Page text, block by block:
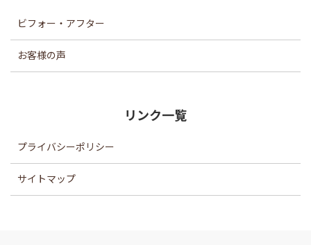
ビフォー・アフター
お客様の声
リンク一覧
プライバシーポリシー
サイトマップ